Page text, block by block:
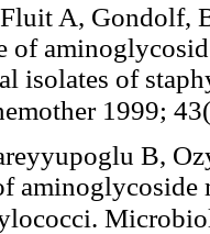
A, Gondolf,
of
isolates of
1999;
B,